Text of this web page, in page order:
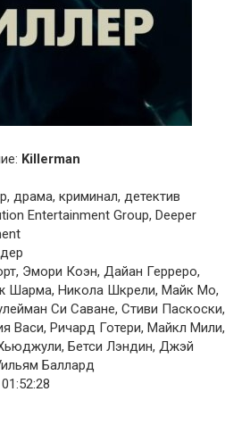
Killerman
драма, криминал, детектив
Entertainment Group, Deeper
Эмори Коэн, Дайан Герреро,
Шарма, Никола Шкрели, Майк Мо,
Си Саване, Стиви Паскоски,
Васи, Ричард Готери, Майкл Мили,
Бетси Лэндин, Джэй
Баллард